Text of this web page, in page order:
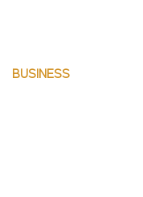
BUSINESS